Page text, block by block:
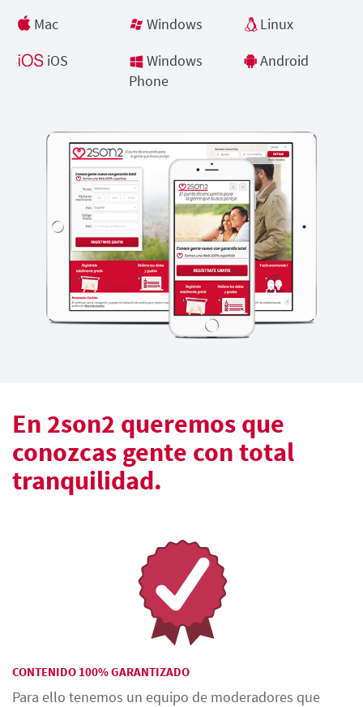
Mac Windows
Linux
iOS
Windows
Phone
Android
En 2son2 queremos que
conozcas gente con total
tranquilidad.
CONTENIDO 100% GARANTIZADO
Para ello tenemos un equipo de moderadores que